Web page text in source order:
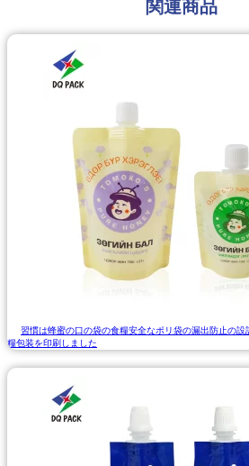
関連商品
習慣は蜂蜜の口の袋の食糧安全なポリ袋の漏出防止の設
糧包装を印刷しました